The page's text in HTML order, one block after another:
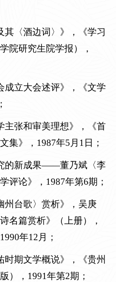
其〈酒边词〉》，《学习
院研究生院学报），
成立大会述评》，《文学
；
主张和审美理想》，《首
集》， 1987年5月1日 ；
的新成果——董乃斌〈李
评论》， 1987年第6期 ；
州台歌〉赏析》，吴庚
名篇赏析》（上册），
1990年12月 ；
时期文学概说》，《贵州
）， 1991年第2期 ；